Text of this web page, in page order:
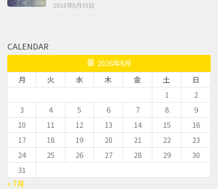
2018年5月30日
CALENDAR
2026年8月
月
火 水 木 金 土
日
1
2
3
4 5 6 7 8
9
10
11 12 13 14 15
16
17
18 19 20 21 22
23
24
25 26 27 28 29
30
31
« 7月